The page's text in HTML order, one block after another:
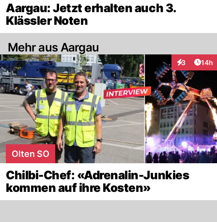
Aargau: Jetzt erhalten auch 3.
Klässler Noten
Mehr aus Aargau
3
Interaktionen
14h
Olten SO
Chilbi-Chef: «Adrenalin-Junkies
kommen auf ihre Kosten»